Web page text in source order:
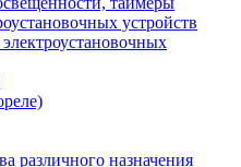
устройств
различного назначения